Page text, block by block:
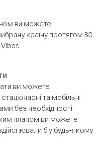
ви можете
країну протягом 30
ви можете
та мобільні
без необхідності
планом ви можете
б у будь-якому